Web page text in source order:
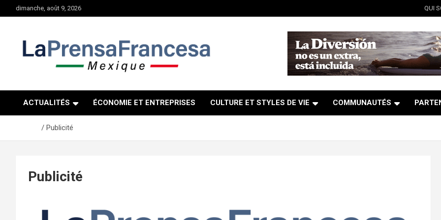
au
dimanche, août 9, 2026 QUI
ACTUALITÉS ÉCONOMIE ET ENTREPRISES CULTURE ET STYLES DE VIE COMMUNAUTÉS
Publicité
Publicité